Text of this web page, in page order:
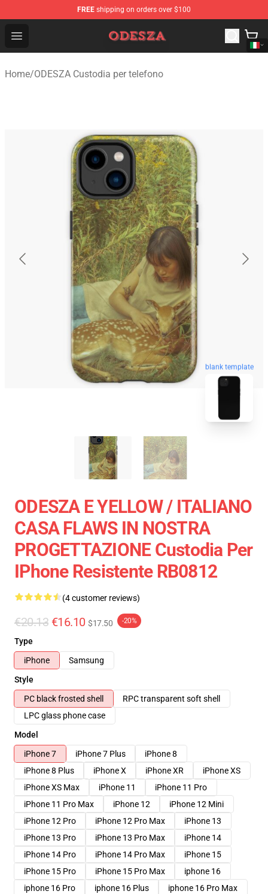
FREE shipping on orders over $100
Open menu
ODESZA Shop - Official ODESZA Merchandise Store
Home/ODESZA Custodia per telefono
blank template
ODESZA E YELLOW / ITALIANO
CASA FLAWS IN NOSTRA
PROGETTAZIONE Custodia Per
IPhone Resistente RB0812
(4 customer reviews)
€20.13 €16.10 $17.50 -20%
Type
iPhone
Samsung
Style
PC black frosted shell
RPC transparent soft shell
LPC glass phone case
Model
iPhone 7
iPhone 7 Plus
iPhone 8
iPhone 8 Plus
iPhone X iPhone XR
iPhone XS
iPhone XS Max
iPhone 11
iPhone 11 Pro
iPhone 11 Pro Max
iPhone 12
iPhone 12 Mini
iPhone 12 Pro
iPhone 12 Pro Max
iPhone 13
iPhone 13 Pro
iPhone 13 Pro Max
iPhone 14
iPhone 14 Pro
iPhone 14 Pro Max
iPhone 15
iPhone 15 Pro
iPhone 15 Pro Max
iphone 16
iphone 16 Pro
iphone 16 Plus iphone 16 Pro Max